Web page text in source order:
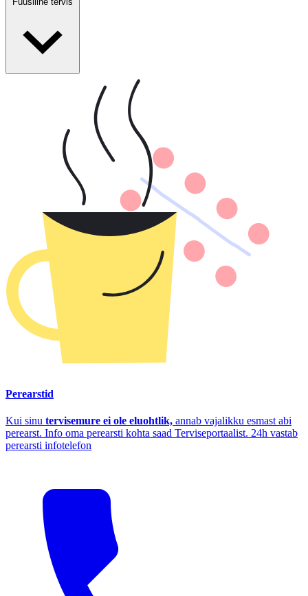
Perearstid
Kui sinu tervisemure ei ole eluohtlik, annab vajalikku esmast abi
perearst. Info oma perearsti kohta saad Terviseportaalist. 24h vastab
perearsti infotelefon